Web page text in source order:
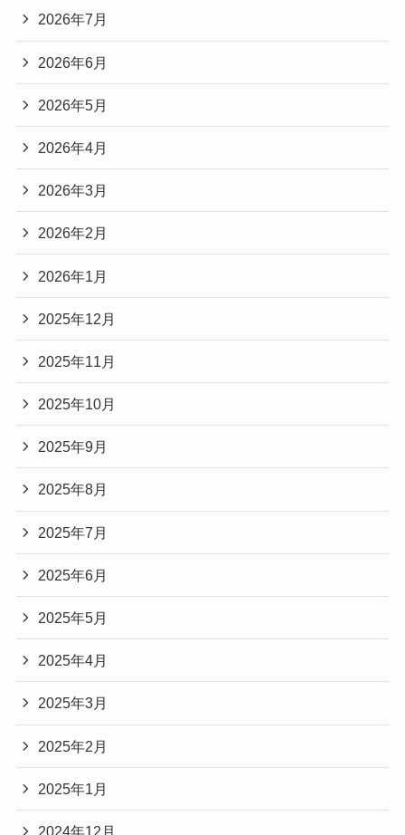
2026年7月
2026年6月
2026年5月
2026年4月
2026年3月
2026年2月
2026年1月
2025年12月
2025年11月
2025年10月
2025年9月
2025年8月
2025年7月
2025年6月
2025年5月
2025年4月
2025年3月
2025年2月
2025年1月
2024年12月